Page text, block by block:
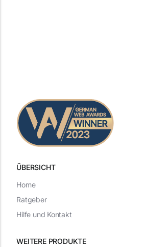
ÜBERSICHT
WEITERE PRODUKTE
Home
Ratgeber
Hilfe und Kontakt